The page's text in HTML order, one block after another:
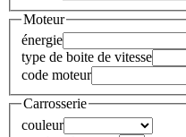
Moteur
énergie
type de boite de vitesse
code moteur
Carrosserie
couleur